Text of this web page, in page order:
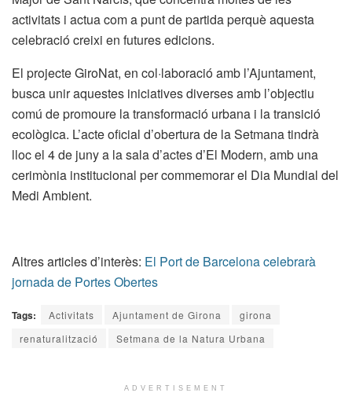
activitats i actua com a punt de partida perquè aquesta
celebració creixi en futures edicions.
El projecte GiroNat, en col·laboració amb l’Ajuntament,
busca unir aquestes iniciatives diverses amb l’objectiu
comú de promoure la transformació urbana i la transició
ecològica. L’acte oficial d’obertura de la Setmana tindrà
lloc el 4 de juny a la sala d’actes d’El Modern, amb una
cerimònia institucional per commemorar el Dia Mundial del
Medi Ambient.
Altres articles d’interès: El Port de Barcelona celebrarà
jornada de Portes Obertes
Tags: Activitats Ajuntament de Girona
girona
renaturalització
Setmana de la Natura Urbana
ADVERTISEMENT